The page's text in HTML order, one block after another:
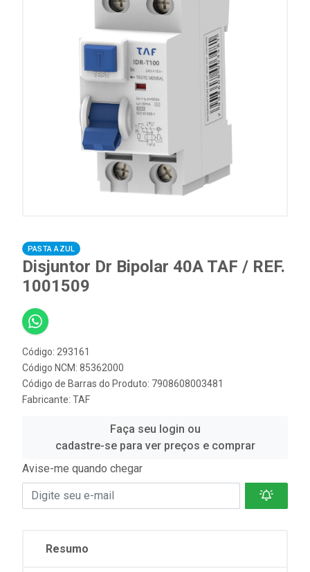
PASTA AZUL
Disjuntor Dr Bipolar 40A TAF / REF.
1001509
Código: 293161
Código NCM: 85362000
Código de Barras do Produto: 7908608003481
Fabricante: TAF
Faça seu login ou
cadastre-se para ver preços e comprar
Avise-me quando chegar
Resumo